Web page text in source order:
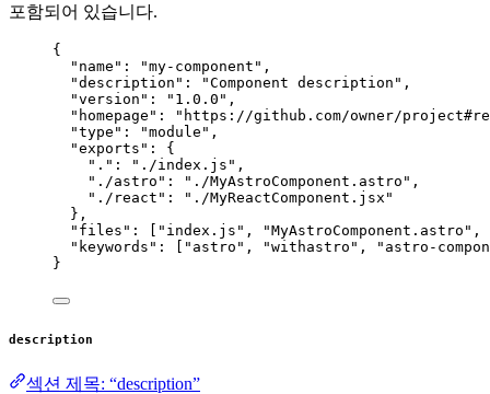
포함되어 있습니다.
{
"name" : "my-component " ,
"description" : "Component description " ,
"version" : " 1.0.0 " ,
"homepage" : " https://github.com/owner/
"type" : "module " ,
"exports" : {
"." : " ./index.js " ,
"./astro" : " ./MyAstroComponent.astro " ,
"./react" : " ./MyReactComponent.jsx "
},
"files" : [ " index.js " , "MyAstroComponent.astro " ,
"keywords" : [ " astro " , "withastro " , " astro-
}
description
섹션 제목: “description”